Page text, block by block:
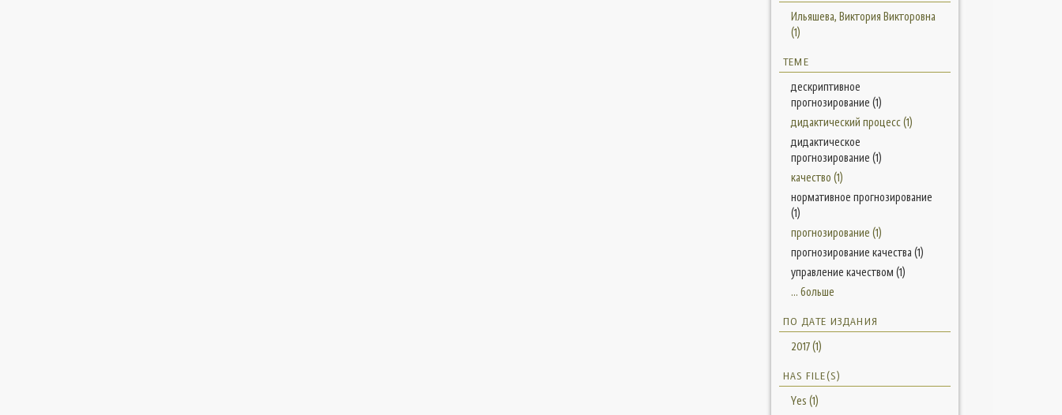
Ильяшева, Виктория Викторовна
(1)
ТЕМЕ
дескриптивное
прогнозирование (1)
дидактический процесс (1)
дидактическое
прогнозирование (1)
качество (1)
нормативное прогнозирование
(1)
прогнозирование (1)
прогнозирование качества (1)
управление качеством (1)
... больше
ПО ДАТЕ ИЗДАНИЯ
2017 (1)
HAS FILE(S)
Yes (1)